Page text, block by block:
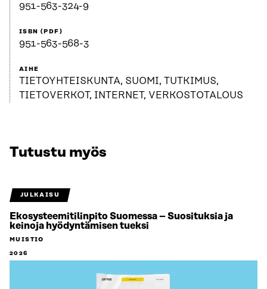
951-563-324-9
ISBN (PDF)
951-563-568-3
AIHE
TIETOYHTEISKUNTA, SUOMI, TUTKIMUS,
TIETOVERKOT, INTERNET, VERKOSTOTALOUS
Tutustu myös
JULKAISU
Ekosysteemitilinpito Suomessa – Suosituksia ja
keinoja hyödyntämisen tueksi
MUISTIO
2026